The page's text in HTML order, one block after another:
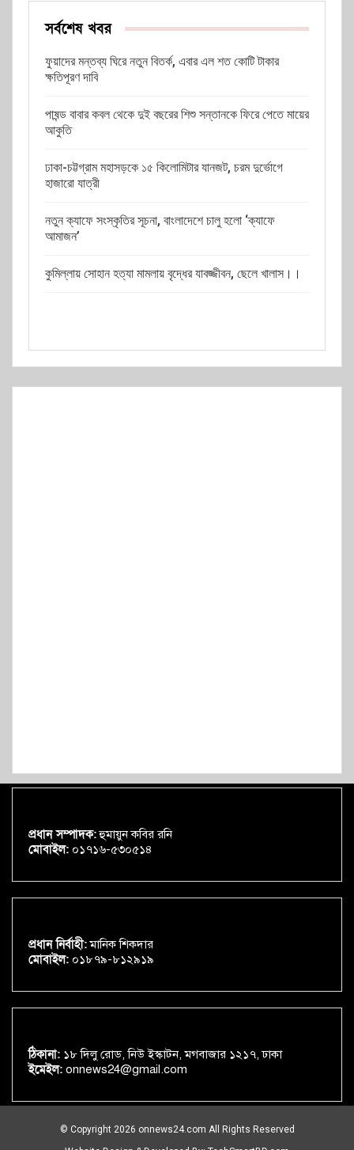
সর্বশেষ খবর
ফুয়াদের মন্তব্য ঘিরে নতুন বিতর্ক, এবার এল শত কোটি টাকার
ক্ষতিপূরণ দাবি
পাষন্ড বাবার কবল থেকে দুই বছরের শিশু সন্তানকে ফিরে পেতে মায়ের
আকুতি
ঢাকা-চট্টগ্রাম মহাসড়কে ১৫ কিলোমিটার যানজট, চরম দুর্ভোগে
হাজারো যাত্রী
নতুন ক্যাফে সংস্কৃতির সূচনা, বাংলাদেশে চালু হলো ‘ক্যাফে
আমাজন’
কুমিল্লায় সোহান হত্যা মামলায় বৃদ্ধের যাবজ্জীবন, ছেলে খালাস।।
প্রধান সম্পাদক:হুমায়ুন কবির রনি
মোবাইল: ০১৭১৬-৫৩০৫১৪
প্রধান নির্বাহী:মানিক শিকদার
মোবাইল: ০১৮৭৯-৮১২৯১৯
ঠিকানা: ১৮ দিলু রোড, নিউ ইস্কাটন, মগবাজার ১২১৭, ঢাকা
ইমেইল: onnews24@gmail.com
© Copyright 2026 onnews24.com All Rights Reserved